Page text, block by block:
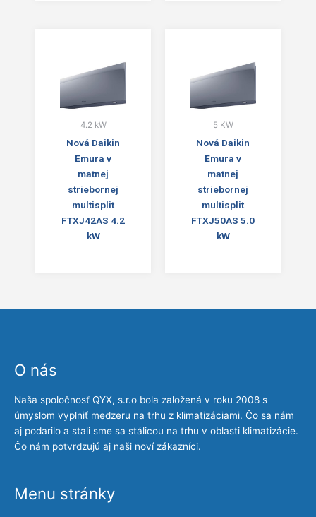
4.2 kW
Nová Daikin
Emura v
matnej
striebornej
multisplit
FTXJ42AS 4.2
kW
5 KW
Nová Daikin
Emura v
matnej
striebornej
multisplit
FTXJ50AS 5.0
kW
O nás
Naša spoločnosť QYX, s.r.o bola založená v roku 2008 s
úmyslom vyplniť medzeru na trhu z klimatizáciami. Čo sa nám
aj podarilo a stali sme sa stálicou na trhu v oblasti klimatizácie.
Čo nám potvrdzujú aj naši noví zákazníci.
Menu stránky